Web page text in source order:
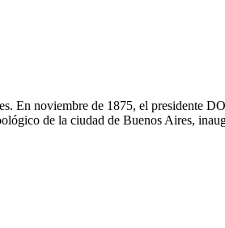
En noviembre de 1875, el
de la ciudad de Buenos Aires,